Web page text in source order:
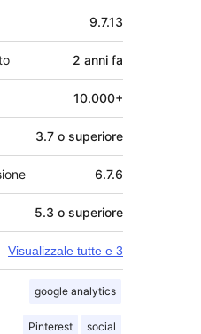
9.7.13
2 anni fa
10.000+
3.7 o superiore
6.7.6
5.3 o superiore
Visualizzale tutte e 3
google analytics
Pinterest social